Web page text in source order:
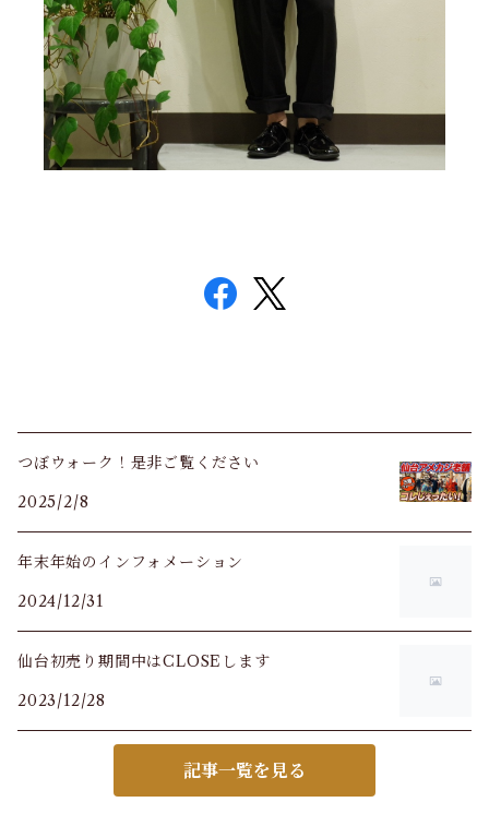
つぼウォーク！是非ご覧ください
2025/2/8
年末年始のインフォメーション
2024/12/31
仙台初売り期間中はCLOSEします
2023/12/28
記事一覧を見る